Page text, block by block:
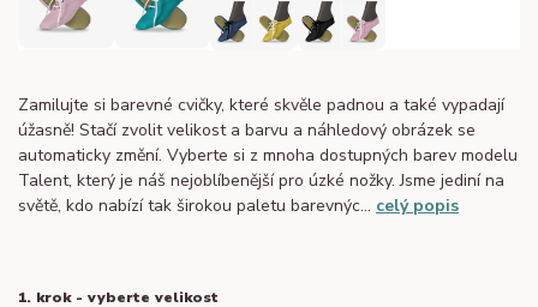
Zamilujte si barevné cvičky, které skvěle padnou a také vypadají
úžasně! Stačí zvolit velikost a barvu a náhledový obrázek se
automaticky změní. Vyberte si z mnoha dostupných barev modelu
Talent, který je náš nejoblíbenější pro úzké nožky. Jsme jediní na
světě, kdo nabízí tak širokou paletu barevnýc... celý popis
1. krok - vyberte velikost